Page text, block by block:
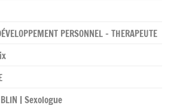
PERSONNEL – THERAPEUTE
| Sexologue